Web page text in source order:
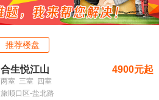
推荐楼盘
合生悦江山 4900元起
两室 三室
四室
旅顺口区-盐北路